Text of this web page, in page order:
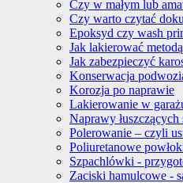
Czy w małym lub
Czy warto czytać
Epoksyd czy wash
Jak lakierować
Jak zabezpieczyć
Konserwacja
Korozja po naprawie
Lakierowanie w
Naprawy
Polerowanie – czyli
Poliuretanowe
Szpachlówki -
Zaciski hamulcowe -